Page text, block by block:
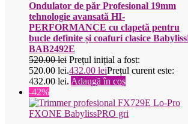
Ondulator de păr Profesional 19mm
tehnologie avansată HI-
PERFORMANCE cu clapetă pentru
bucle definite și coafuri clasice
BAB2492E
520.00lei Prețul inițial a fost:
520.00 lei.432.00 leiPrețul curent este:
432.00 lei. Adaugă în coș
-42%